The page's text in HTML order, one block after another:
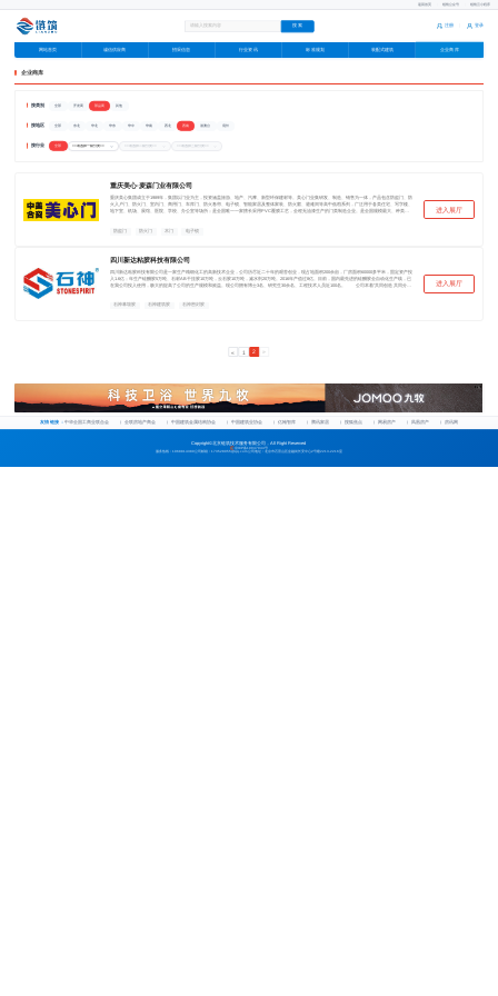
返回首页 链筑公众号 链筑云小程序
注册 登录
网站首页 诚信供应商 招采信息 行业资讯 标准规划 装配式建筑 企业商库
企业商库
按类别 全部 开发商 部品商 其他
按地区 全部 东北 华北 华东 华中 华南 西北 西南 港澳台 境外
按行业 全部
重庆美心·麦森门业有限公司
重庆美心集团成立于1989年，集团以门业为主，投资涵盖旅游、地产、汽摩、新型环保建材等。美心门业集研发、制造、销售为一体，产品包含防盗门、防
火入户门、防火门、室内门、商用门、车库门、防火卷帘、电子锁、智能家居及整体家装、防火窗、避难间等高中低档系列，广泛用于各类住宅、写字楼、
地下室、机场、展馆、医院、学校、办公室等场所；是全国唯一一家擅长采用PVC覆膜工艺，全程无油漆生产的门类制造企业。是全国规模最大、种类最
防盗门 防火门 木门 电子锁
进入展厅
四川新达粘胶科技有限公司
四川新达粘胶科技有限公司是一家生产精细化工的高新技术企业，公司历尽近二十年的艰苦创业，现占地面积200余亩，厂房面积60000多平米，固定资产投
入1.6亿；年生产硅酮胶5万吨、石材AB干挂胶10万吨，云石胶10万吨，减水剂20万吨。2016年产值过8亿。目前，国内最先进的硅酮胶全自动化生产线，已
在我公司投入使用，极大的提高了公司的生产规模和效益。现公司拥有博士3名、研究生30余名、工程技术人员近100名。 公司本着“共同创造 共同分
ISO9001：2008国际质量管理体系认证并取得证书。2008年，石材AB干挂胶和硅酮建筑结构密封胶分别获得了国家发明专利，同时被国家建筑装饰协会幕
石神幕墙胶 石神建筑胶 石神密封胶
进入展厅
« 1 2 »
友情链接：中华全国工商业联合会 全联房地产商会 中国建筑金属结构协会 中国建筑业协会 亿翰智库 腾讯家居 搜狐焦点 网易房产 凤凰房产 房讯网
Copyright©北京链筑技术服务有限公司，All Right Reserved
京ICP备19047944号
服务热线：1068814380公司邮箱：173528055@qq.com公司地址：北京市石景山区金融街长安中心2号楼2213-2216室